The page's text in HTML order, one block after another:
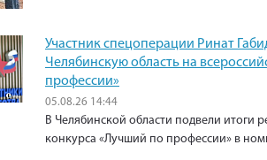
Участник спецоперации Ринат
Челябинскую область на
профессии»
05.08.26 14:44
В Челябинской области подвели итоги
конкурса «Лучший по профессии» в